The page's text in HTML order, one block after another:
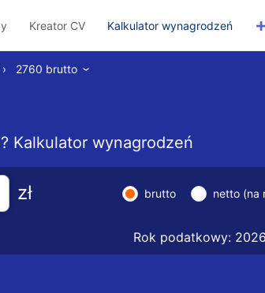
Kreator CV Kalkulator wynagrodzeń +
› 2760 brutto ›
Kalkulator wynagrodzeń
zł brutto netto (na
Rok podatkowy: 2026